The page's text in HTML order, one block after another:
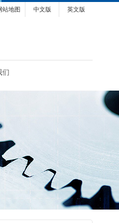
英文版
中文版
站地图
们